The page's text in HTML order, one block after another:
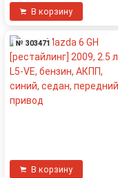
В корзину
№ 303471
В корзину